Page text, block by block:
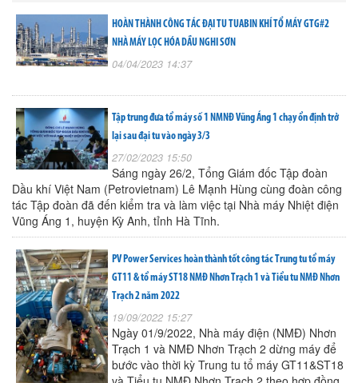
HOÀN THÀNH CÔNG TÁC ĐẠI TU TUABIN KHÍ TỔ MÁY GTG#2
NHÀ MÁY LỌC HÓA DẦU NGHI SƠN
04/04/2023 14:37
Tập trung đưa tổ máy số 1 NMNĐ Vũng Áng 1 chạy ổn định trở
lại sau đại tu vào ngày 3/3
27/02/2023 15:50
Sáng ngày 26/2, Tổng Giám đốc Tập đoàn
Dầu khí Việt Nam (Petrovietnam) Lê Mạnh Hùng cùng đoàn công
tác Tập đoàn đã đến kiểm tra và làm việc tại Nhà máy Nhiệt điện
Vũng Áng 1, huyện Kỳ Anh, tỉnh Hà Tĩnh.
PV Power Services hoàn thành tốt công tác Trung tu tổ máy
GT11 & tổ máy ST18 NMĐ Nhơn Trạch 1 và Tiểu tu NMĐ Nhơn
Trạch 2 năm 2022
19/09/2022 15:27
Ngày 01/9/2022, Nhà máy điện (NMĐ) Nhơn
Trạch 1 và NMĐ Nhơn Trạch 2 dừng máy để
bước vào thời kỳ Trung tu tổ máy GT11&ST18